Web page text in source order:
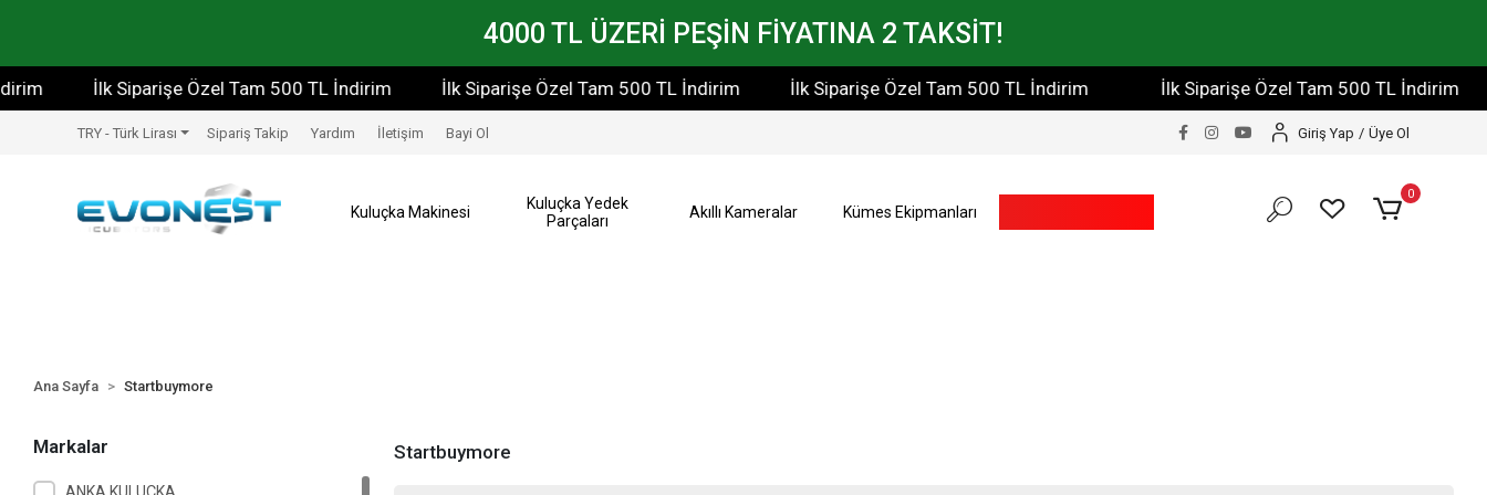
4000 TL ÜZERİ PEŞİN FİYATINA 2 TAKSİT!
İlk Siparişe Özel Tam 500 TL İndirim İlk Siparişe Özel Tam 500 TL İndirim İlk Siparişe Özel Tam 500 TL İndirim İlk Siparişe Özel Tam 500 TL İndirim
TRY - Türk Lirası Sipariş Takip Yardım İletişim Bayi Ol Giriş Yap / Üye Ol
Kuluçka Makinesi
Kuluçka Yedek
Parçaları
Akıllı Kameralar Kümes Ekipmanları
0
Ana Sayfa Startbuymore
Markalar
ANKA KULUÇKA
Startbuymore